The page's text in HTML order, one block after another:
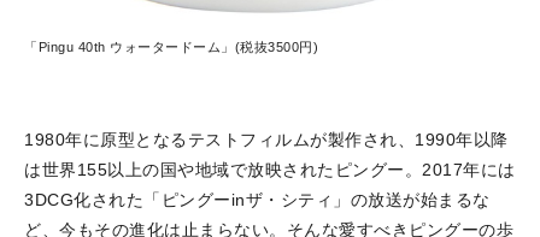
「Pingu 40th ウォータードーム」(税抜3500円)
1980年に原型となるテストフィルムが製作され、1990年以降
は世界155以上の国や地域で放映されたピングー。2017年には
3DCG化された「ピングーinザ・シティ」の放送が始まるな
ど、今もその進化は止まらない。そんな愛すべきピングーの歩